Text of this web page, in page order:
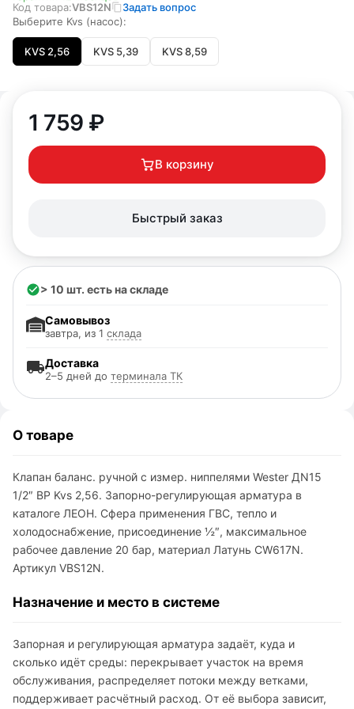
Код товара:VBS12N Задать вопрос
Выберите Kvs (насос):
KVS 2,56 KVS 5,39 KVS 8,59
1 759 ₽
В корзину
Быстрый заказ
> 10 шт. есть на складе
Доставка
2–5 дней до терминала ТК
Самовывоз
завтра, из 1 склада
О товаре
Клапан баланс. ручной с измер. ниппелями Wester ДN15
1/2″ ВР Kvs 2,56. Запорно-регулирующая арматура в
каталоге ЛЕОН. Сфера применения ГВС, тепло и
холодоснабжение, присоединение ½″, максимальное
рабочее давление 20 бар, материал Латунь CW617N.
Артикул VBS12N.
Назначение и место в системе
Запорная и регулирующая арматура задаёт, куда и
сколько идёт среды: перекрывает участок на время
обслуживания, распределяет потоки между ветками,
поддерживает расчётный расход. От её выбора зависит,